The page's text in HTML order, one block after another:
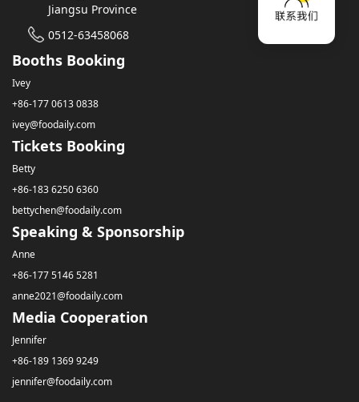
Jiangsu Province
0512-63458068
Booths Booking
Ivey
+86-177 0613 0838
ivey@foodaily.com
Tickets Booking
Betty
+86-183 6250 6360
bettychen@foodaily.com
Speaking & Sponsorship
Anne
+86-177 5146 5281
anne2021@foodaily.com
Media Cooperation
Jennifer
+86-189 1369 9249
jennifer@foodaily.com